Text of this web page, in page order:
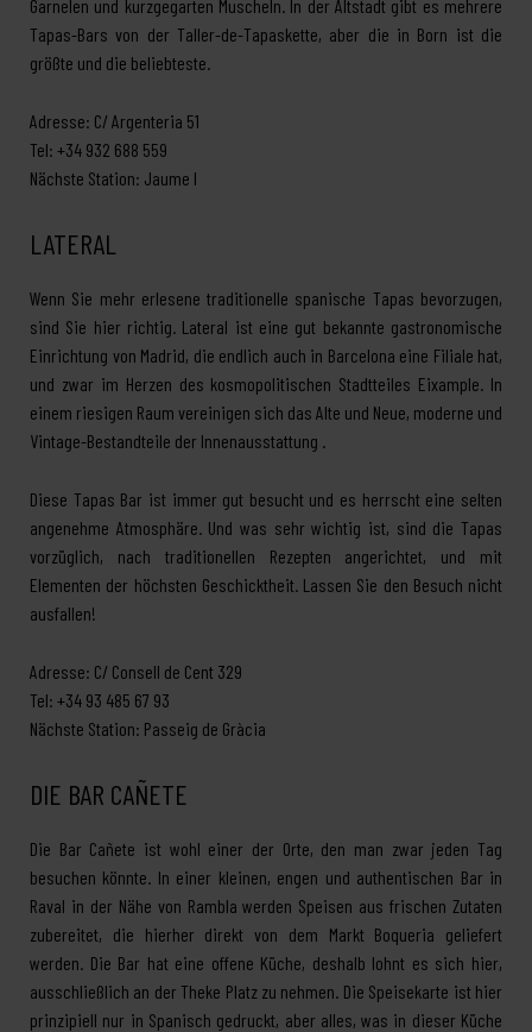
Garnelen und kurzgegarten Muscheln. In der Altstadt gibt es mehrere
Tapas-Bars von der Taller-de-Tapaskette, aber die in Born ist die
größte und die beliebteste.
Adresse: C/ Argenteria 51
Tel: +34 932 688 559
Nächste Station: Jaume I
LATERAL
Wenn Sie mehr erlesene traditionelle spanische Tapas bevorzugen,
sind Sie hier richtig. Lateral ist eine gut bekannte gastronomische
Einrichtung von Madrid, die endlich auch in Barcelona eine Filiale hat,
und zwar im Herzen des kosmopolitischen Stadtteiles Eixample. In
einem riesigen Raum vereinigen sich das Alte und Neue, moderne und
Vintage-Bestandteile der Innenausstattung .
Diese Tapas Bar ist immer gut besucht und es herrscht eine selten
angenehme Atmosphäre. Und was sehr wichtig ist, sind die Tapas
vorzüglich, nach traditionellen Rezepten angerichtet, und mit
Elementen der höchsten Geschicktheit. Lassen Sie den Besuch nicht
ausfallen!
Adresse: C/ Consell de Cent 329
Tel: +34 93 485 67 93
Nächste Station: Passeig de Gràcia
DIE BAR CAÑETE
Die Bar Cañete ist wohl einer der Orte, den man zwar jeden Tag
besuchen könnte. In einer kleinen, engen und authentischen Bar in
Raval in der Nähe von Rambla werden Speisen aus frischen Zutaten
zubereitet, die hierher direkt von dem Markt Boqueria geliefert
werden. Die Bar hat eine offene Küche, deshalb lohnt es sich hier,
ausschließlich an der Theke Platz zu nehmen. Die Speisekarte ist hier
prinzipiell nur in Spanisch gedruckt, aber alles, was in dieser Küche